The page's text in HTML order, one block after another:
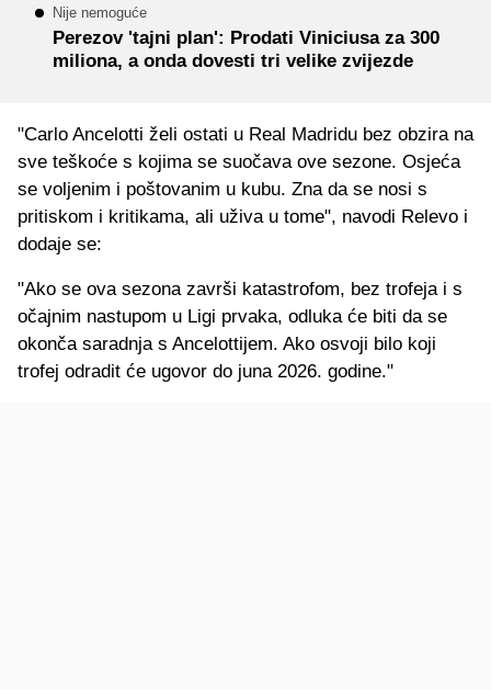
Nije nemoguće
Perezov 'tajni plan': Prodati Viniciusa za 300
miliona, a onda dovesti tri velike zvijezde
"Carlo Ancelotti želi ostati u Real Madridu bez obzira na
sve teškoće s kojima se suočava ove sezone. Osjeća
se voljenim i poštovanim u kubu. Zna da se nosi s
pritiskom i kritikama, ali uživa u tome", navodi Relevo i
dodaje se:
"Ako se ova sezona završi katastrofom, bez trofeja i s
očajnim nastupom u Ligi prvaka, odluka će biti da se
okonča saradnja s Ancelottijem. Ako osvoji bilo koji
trofej odradit će ugovor do juna 2026. godine."